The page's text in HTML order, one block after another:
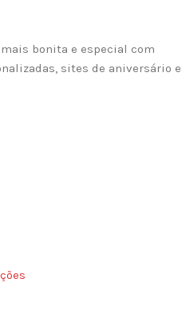
bonita e especial com
sites de aniversário e